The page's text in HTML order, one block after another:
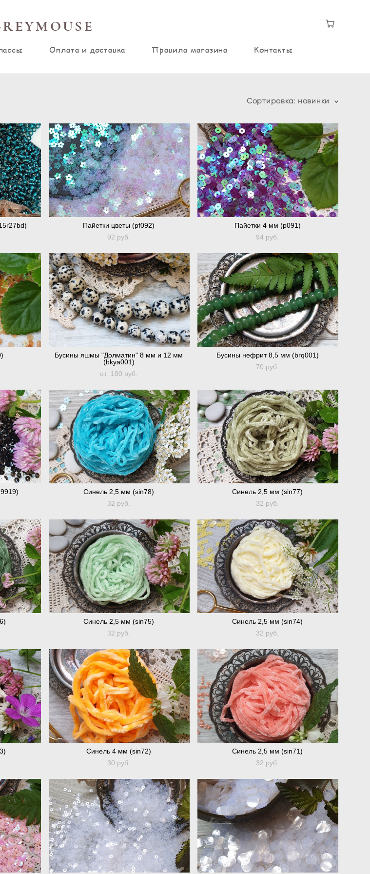
Оплата и доставка Правила магазина Контакты
Сортировка: новинки
Пайетки цветы (pf092)
92 pуб.
Пайетки 4 мм (p091)
94 pуб.
Бусины яшмы "Долматин" 8 мм и 12 мм
(bkya001)
от 100 pуб.
Бусины нефрит 8,5 мм (brq001)
70 pуб.
Синель 2,5 мм (sin78)
32 pуб.
Синель 2,5 мм (sin77)
32 pуб.
Синель 2,5 мм (sin75)
32 pуб.
Синель 2,5 мм (sin74)
32 pуб.
Синель 4 мм (sin72)
30 pуб.
Синель 2,5 мм (sin71)
32 pуб.